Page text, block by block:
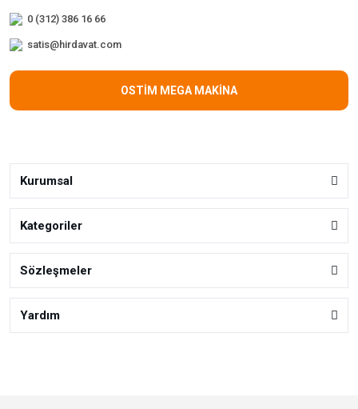
0 (312) 386 16 66
satis@hirdavat.com
OSTİM MEGA MAKİNA
Kurumsal
Kategoriler
Sözleşmeler
Yardım